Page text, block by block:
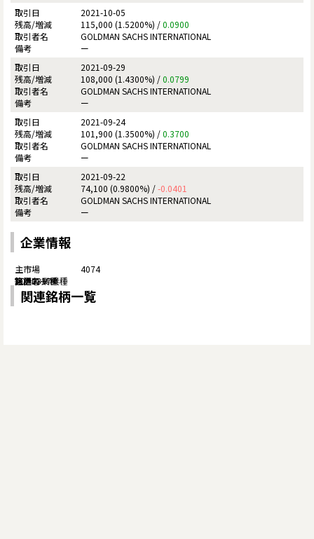
2021-10-05
115,000 (1.5200%) /0.0900
GOLDMAN SACHS INTERNATIONAL
ー
2021-09-29
108,000 (1.4300%) /0.0799
GOLDMAN SACHS INTERNATIONAL
ー
2021-09-24
101,900 (1.3500%) /0.3700
GOLDMAN SACHS INTERNATIONAL
ー
2021-09-22
74,100 (0.9800%) /-0.0401
GOLDMAN SACHS INTERNATIONAL
ー
企業情報
4074
関連銘柄一覧